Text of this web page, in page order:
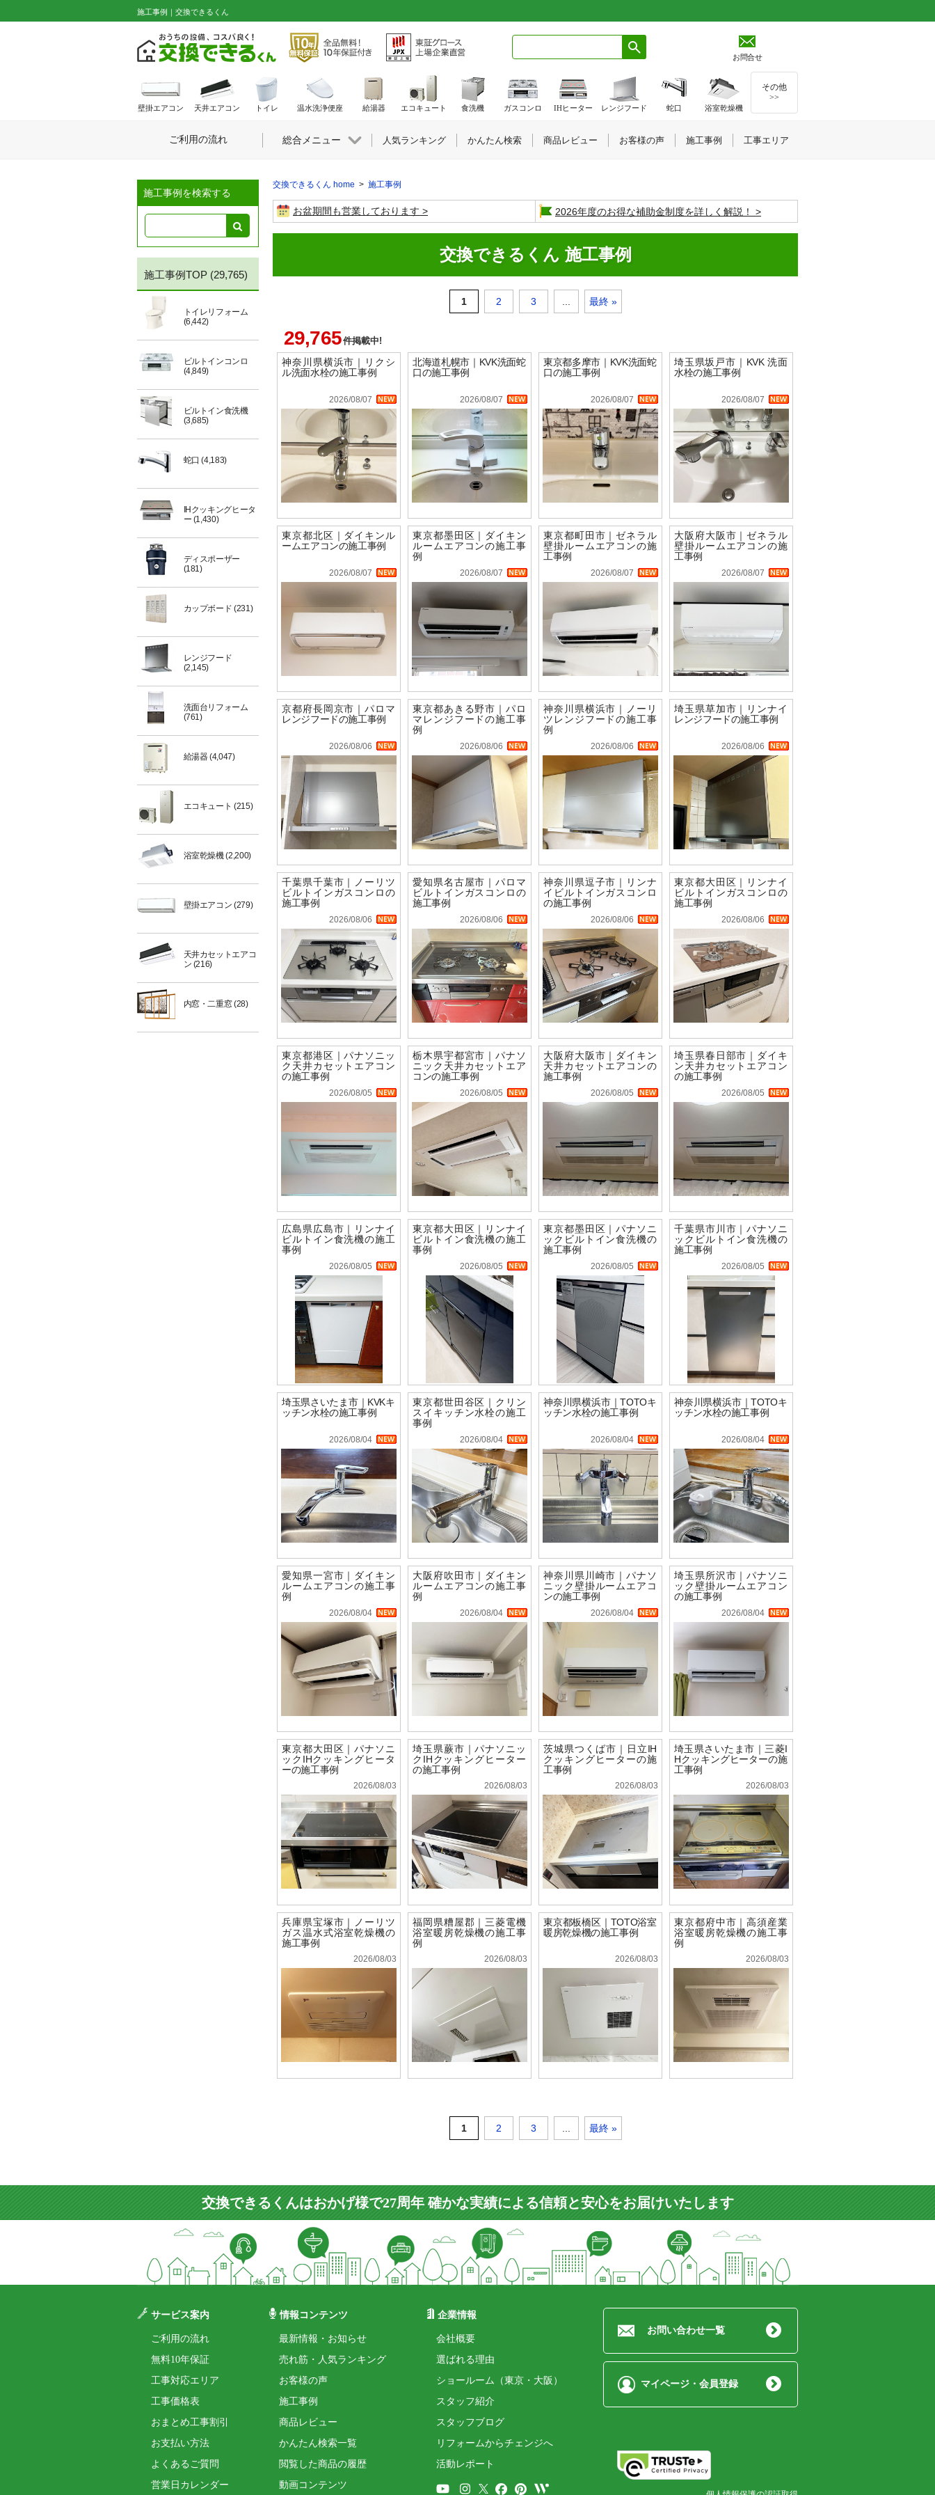
施工事例｜交換できるくん
お問合せ
施工事例を検索する
施工事例TOP (29,765)
トイレリフォーム
(6,442)
ビルトインコンロ
(4,849)
ビルトイン食洗機
(3,685)
蛇口 (4,183)
IHクッキングヒータ
ー (1,430)
ディスポーザー
(181)
カップボード (231)
レンジフード
(2,145)
洗面台リフォーム
(761)
給湯器(4,047)
エコキュート (215)
浴室乾燥機(2,200)
壁掛エアコン (279)
天井カセットエアコ
ン (216)
内窓・二重窓(28)
交換できるくん home > 施工事例
お盆期間も営業しております 2026年度のお得な補助金制度を詳しく解説！
交換できるくん 施工事例
1 2 3 最終 »
29,765件掲載中!
神奈川県横浜市｜リクシ
ル洗面水栓の施工事例
2026/08/07
北海道札幌市｜KVK洗面蛇
口の施工事例
2026/08/07
東京都多摩市｜KVK洗面蛇
口の施工事例
2026/08/07
埼玉県坂戸市｜KVK 洗面
水栓の施工事例
2026/08/07
東京都北区｜ダイキンル
ームエアコンの施工事例
2026/08/07
東京都墨田区｜ダイキン
ルームエアコンの施工事
例
2026/08/07
東京都町田市｜ゼネラル
壁掛ルームエアコンの施
工事例
2026/08/07
大阪府大阪市｜ゼネラル
壁掛ルームエアコンの施
工事例
2026/08/07
京都府長岡京市｜パロマ
レンジフードの施工事例
2026/08/06
東京都あきる野市｜パロ
マレンジフードの施工事
例
2026/08/06
神奈川県横浜市｜ノーリ
ツレンジフードの施工事
例
2026/08/06
埼玉県草加市｜リンナイ
レンジフードの施工事例
2026/08/06
千葉県千葉市｜ノーリツ
ビルトインガスコンロの
施工事例
2026/08/06
愛知県名古屋市｜パロマ
ビルトインガスコンロの
施工事例
2026/08/06
神奈川県逗子市｜リンナ
イビルトインガスコンロ
の施工事例
2026/08/06
東京都大田区｜リンナイ
ビルトインガスコンロの
施工事例
2026/08/06
東京都港区｜パナソニッ
ク天井カセットエアコン
の施工事例
2026/08/05
栃木県宇都宮市｜パナソ
ニック天井カセットエア
コンの施工事例
2026/08/05
大阪府大阪市｜ダイキン
天井カセットエアコンの
施工事例
2026/08/05
埼玉県春日部市｜ダイキ
ン天井カセットエアコン
の施工事例
2026/08/05
広島県広島市｜リンナイ
ビルトイン食洗機の施工
事例
2026/08/05
東京都大田区｜リンナイ
ビルトイン食洗機の施工
事例
2026/08/05
東京都墨田区｜パナソニ
ックビルトイン食洗機の
施工事例
2026/08/05
千葉県市川市｜パナソニ
ックビルトイン食洗機の
施工事例
2026/08/05
埼玉県さいたま市｜KVKキ
ッチン水栓の施工事例
2026/08/04
東京都世田谷区｜クリン
スイキッチン水栓の施工
事例
2026/08/04
神奈川県横浜市｜TOTOキ
ッチン水栓の施工事例
2026/08/04
神奈川県横浜市｜TOTOキ
ッチン水栓の施工事例
2026/08/04
愛知県一宮市｜ダイキン
ルームエアコンの施工事
例
2026/08/04
大阪府吹田市｜ダイキン
ルームエアコンの施工事
例
2026/08/04
神奈川県川崎市｜パナソ
ニック壁掛ルームエアコ
ンの施工事例
2026/08/04
埼玉県所沢市｜パナソニ
ック壁掛ルームエアコン
の施工事例
2026/08/04
東京都大田区｜パナソニ
ックIHクッキングヒータ
ーの施工事例
2026/08/03
埼玉県蕨市｜パナソニッ
クIHクッキングヒーター
の施工事例
2026/08/03
茨城県つくば市｜日立IH
クッキングヒーターの施
工事例
2026/08/03
埼玉県さいたま市｜三菱I
Hクッキングヒーターの施
工事例
2026/08/03
兵庫県宝塚市｜ノーリツ
ガス温水式浴室乾燥機の
施工事例
2026/08/03
福岡県糟屋郡｜三菱電機
浴室暖房乾燥機の施工事
例
2026/08/03
東京都板橋区｜TOTO浴室
暖房乾燥機の施工事例
2026/08/03
東京都府中市｜高須産業
浴室暖房乾燥機の施工事
例
2026/08/03
1 2 3 最終 »
壁掛エアコン 天井エアコン トイレ 温水洗浄便座 給湯器 エコキュート 食洗機 ガスコンロ IHヒーター レンジフード 蛇口 浴室乾燥機
その他
>>
ご利用の流れ 総合メニュー 人気ランキング かんたん検索 商品レビュー お客様の声 施工事例 工事エリア
交換できるくんはおかげ様で27周年 確かな実績による信頼と安心をお届けいたします
サービス案内
ご利用の流れ
無料10年保証
工事対応エリア
工事価格表
おまとめ工事割引
お支払い方法
よくあるご質問
営業日カレンダー
情報コンテンツ
最新情報・お知らせ
売れ筋・人気ランキング
お客様の声
施工事例
商品レビュー
かんたん検索一覧
閲覧した商品の履歴
動画コンテンツ
企業情報
会社概要
選ばれる理由
ショールーム（東京・大阪）
スタッフ紹介
スタッフブログ
リフォームからチェンジへ
活動レポート
お問い合わせ一覧
マイページ・会員登録